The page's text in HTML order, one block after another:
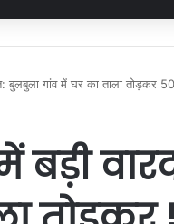
बुलबुला गांव में घर का ताला तोड़कर